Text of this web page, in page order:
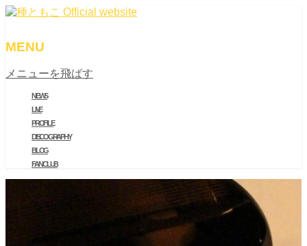
MENU
メニューを飛ばす
NEWS
LIVE
PROFILE
DISCOGRAPHY
BLOG
FAN CLUB